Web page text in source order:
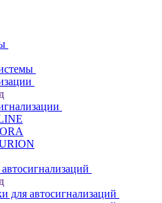
для автосигнализаций